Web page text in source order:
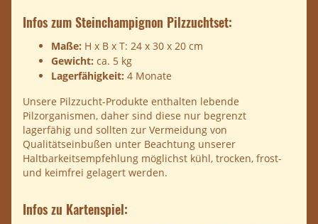
Infos zum Steinchampignon Pilzzuchtset:
Maße: H x B x T: 24 x 30 x 20 cm
Gewicht: ca. 5 kg
Lagerfähigkeit: 4 Monate
Unsere Pilzzucht-Produkte enthalten lebende
Pilzorganismen, daher sind diese nur begrenzt
lagerfähig und sollten zur Vermeidung von
Qualitätseinbußen unter Beachtung unserer
Haltbarkeitsempfehlung möglichst kühl, trocken, frost-
und keimfrei gelagert werden.
Infos zu Kartenspiel: